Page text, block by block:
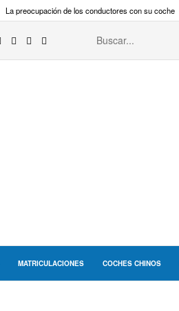
La preocupación de los conductores con su coche
MATRICULACIONES COCHES CHINOS